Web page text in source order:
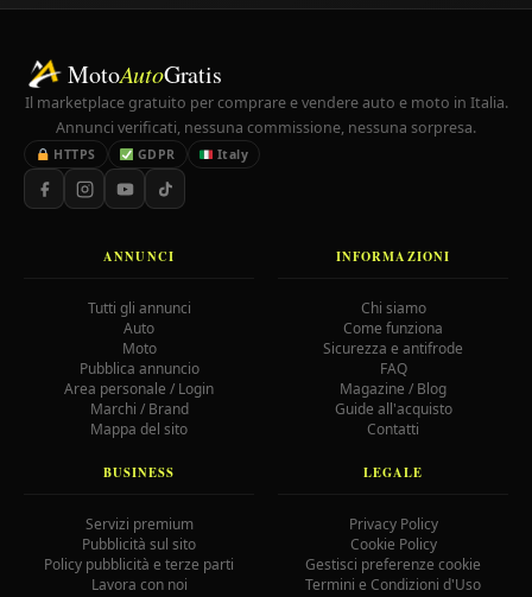
MotoAutoGratis
Il marketplace gratuito per comprare e vendere auto e moto in Italia.
Annunci verificati, nessuna commissione, nessuna sorpresa.
HTTPS GDPR Italy
ANNUNCI
Tutti gli annunci
Auto
Moto
Pubblica annuncio
Area personale / Login
Marchi / Brand
Mappa del sito
INFORMAZIONI
Chi siamo
Come funziona
Sicurezza e antifrode
FAQ
Magazine / Blog
Guide all'acquisto
Contatti
BUSINESS
Servizi premium
Pubblicità sul sito
Policy pubblicità e terze parti
Lavora con noi
LEGALE
Privacy Policy
Cookie Policy
Gestisci preferenze cookie
Termini e Condizioni d'Uso